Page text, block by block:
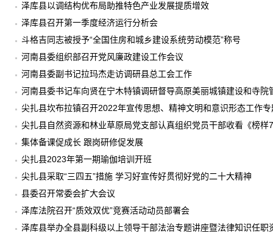
泽库县以调结构优布局助推特色产业发展提质增效
泽库县召开第一季度经济运行分析会
斗格吉同志被授予“全国住房和城乡建设系统劳动模范”称号
河南县委组织部召开党风廉政建设工作会议
河南县委副书记拉玛杰走访调研县总工会工作
河南县委书记车向贤在宁木特镇调研督导高原美丽城镇建设和寺院
尖扎县坎布拉镇召开2022年宣传思想、精神文明和意识形态工作
尖扎县自然资源和林业草原局党支部认真组织党员干部收看《榜样
集体备课促成长 跟岗研修促发展
尖扎县2023年第一期瑜伽培训开班
尖扎县采取“三四五”措施 学习好宣传好贯彻好党的二十大精神
县委召开常委会扩大会议
泽库法院召开“质效双优”竞赛活动动员部署会
泽库县举办全县副科级以上领导干部法治专题讲座暨法律知识任职